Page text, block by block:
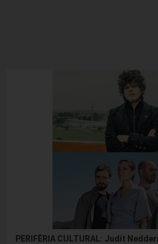
PERIFÈRIA CULTURAL: Judit